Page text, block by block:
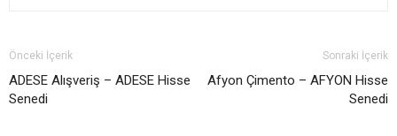
Önceki İçerik
ADESE Alışveriş – ADESE Hisse
Senedi
Sonraki İçerik
Afyon Çimento – AFYON Hisse
Senedi